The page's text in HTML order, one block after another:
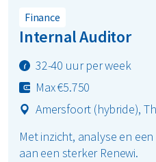
Finance
Internal Auditor
32-40 uur per week
Max €5.750
Amersfoort (hybride),
Met inzicht, analyse en
aan een sterker Renewi.